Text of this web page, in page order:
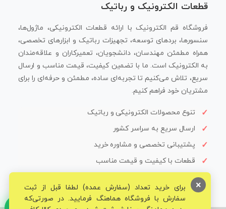
قطعات الکترونیک و رباتیک
فروشگاه قم الکترونیک با ارائه قطعات الکترونیکی، ماژول‌ها،
سنسورها، بردهای توسعه، تجهیزات رباتیک و ابزارهای تخصصی،
همراه مطمئن مهندسان، دانشجویان، تعمیرکاران و علاقه‌مندان
به الکترونیک است. ما با تضمین کیفیت، قیمت مناسب و ارسال
سریع، تلاش می‌کنیم تا تجربه‌ای ساده، مطمئن و حرفه‌ای را برای
مشتریان خود فراهم کنیم.
تنوع محصولات الکترونیکی و رباتیک
ارسال سریع به سراسر کشور
پشتیبانی تخصصی و مشاوره خرید
قطعات با کیفیت و قیمت مناسب
برای خرید تعداد (سفارش عمده) لطفا قبل از ثبت
سفارش با فروشگاه هماهنگ فرمایید. در صورتی‌که
×